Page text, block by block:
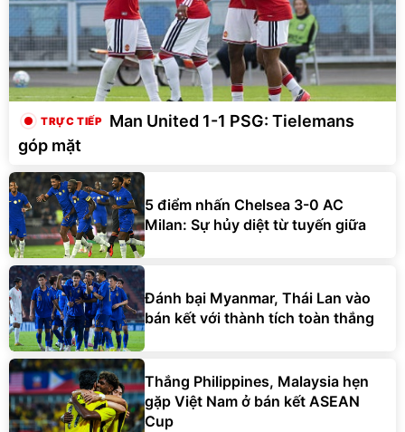
Man United 1-1 PSG: Tielemans
góp mặt
5 điểm nhấn Chelsea 3-0 AC
Milan: Sự hủy diệt từ tuyến giữa
Đánh bại Myanmar, Thái Lan vào
bán kết với thành tích toàn thắng
Thắng Philippines, Malaysia hẹn
gặp Việt Nam ở bán kết ASEAN
Cup